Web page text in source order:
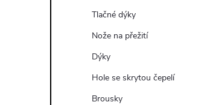
Tlačné dýky
Nože na přežití
Dýky
Hole se skrytou čepelí
Brousky